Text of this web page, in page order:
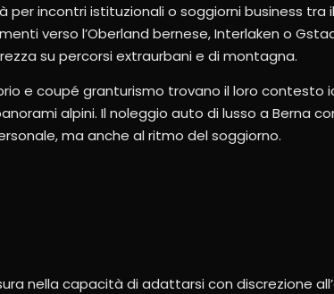
incontri istituzionali o soggiorni business tra
verso l’Oberland bernese, Interlaken o
su percorsi extraurbani e di montagna.
e coupé granturismo trovano il loro
alpini. Il noleggio auto di lusso a Berna
ma anche al ritmo del soggiorno.
nella capacità di adattarsi con discrezione